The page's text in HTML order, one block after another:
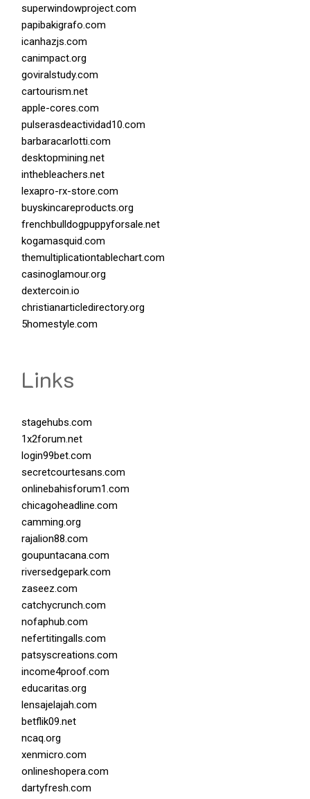
superwindowproject.com
papibakigrafo.com
icanhazjs.com
canimpact.org
goviralstudy.com
cartourism.net
apple-cores.com
pulserasdeactividad10.com
barbaracarlotti.com
desktopmining.net
inthebleachers.net
lexapro-rx-store.com
buyskincareproducts.org
frenchbulldogpuppyforsale.net
kogamasquid.com
themultiplicationtablechart.com
casinoglamour.org
dextercoin.io
christianarticledirectory.org
5homestyle.com
Links
stagehubs.com
1x2forum.net
login99bet.com
secretcourtesans.com
onlinebahisforum1.com
chicagoheadline.com
camming.org
rajalion88.com
goupuntacana.com
riversedgepark.com
zaseez.com
catchycrunch.com
nofaphub.com
nefertitingalls.com
patsyscreations.com
income4proof.com
educaritas.org
lensajelajah.com
betflik09.net
ncaq.org
xenmicro.com
onlineshopera.com
dartyfresh.com